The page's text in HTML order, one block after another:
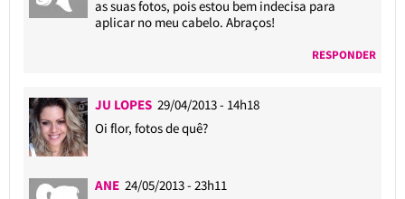
as suas fotos, pois estou bem indecisa para
aplicar no meu cabelo. Abraços!
RESPONDER
JU LOPES29/04/2013 - 14h18
Oi flor, fotos de quê?
ANE24/05/2013 - 23h11